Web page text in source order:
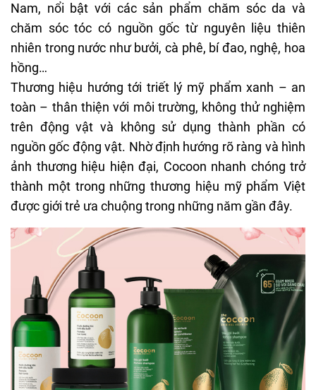
Nam, nổi bật với các sản phẩm chăm sóc da và
chăm sóc tóc có nguồn gốc từ nguyên liệu thiên
nhiên trong nước như bưởi, cà phê, bí đao, nghệ, hoa
hồng…
Thương hiệu hướng tới triết lý mỹ phẩm xanh – an
toàn – thân thiện với môi trường, không thử nghiệm
trên động vật và không sử dụng thành phần có
nguồn gốc động vật. Nhờ định hướng rõ ràng và hình
ảnh thương hiệu hiện đại, Cocoon nhanh chóng trở
thành một trong những thương hiệu mỹ phẩm Việt
được giới trẻ ưa chuộng trong những năm gần đây.